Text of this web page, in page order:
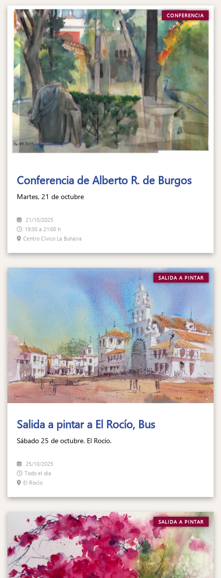
CONFERENCIA
Conferencia de Alberto R. de Burgos
Martes, 21 de octubre
21/10/2025
19:30 a 21:00 h
Centro Cívico La Buhaira
SALIDA A PINTAR
Salida a pintar a El Rocío, Bus
Sábado 25 de octubre. El Rocío.
25/10/2025
Todo el día
El Rocío
SALIDA A PINTAR